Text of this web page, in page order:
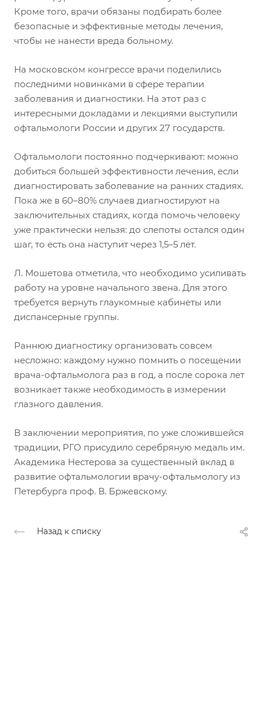
Кроме того, врачи обязаны подбирать более
безопасные и эффективные методы лечения,
чтобы не нанести вреда больному.
На московском конгрессе врачи поделились
последними новинками в сфере терапии
заболевания и диагностики. На этот раз с
интересными докладами и лекциями выступили
офтальмологи России и других 27 государств.
Офтальмологи постоянно подчеркивают: можно
добиться большей эффективности лечения, если
диагностировать заболевание на ранних стадиях.
Пока же в 60–80% случаев диагностируют на
заключительных стадиях, когда помочь человеку
уже практически нельзя: до слепоты остался один
шаг, то есть она наступит через 1,5–5 лет.
Л. Мошетова отметила, что необходимо усиливать
работу на уровне начального звена. Для этого
требуется вернуть глаукомные кабинеты или
диспансерные группы.
Раннюю диагностику организовать совсем
несложно: каждому нужно помнить о посещении
врача-офтальмолога раз в год, а после сорока лет
возникает также необходимость в измерении
глазного давления.
В заключении мероприятия, по уже сложившейся
традиции, РГО присудило серебряную медаль им.
Академика Нестерова за существенный вклад в
развитие офтальмологии врачу-офтальмологу из
Петербурга проф. В. Бржевскому.
Назад к списку